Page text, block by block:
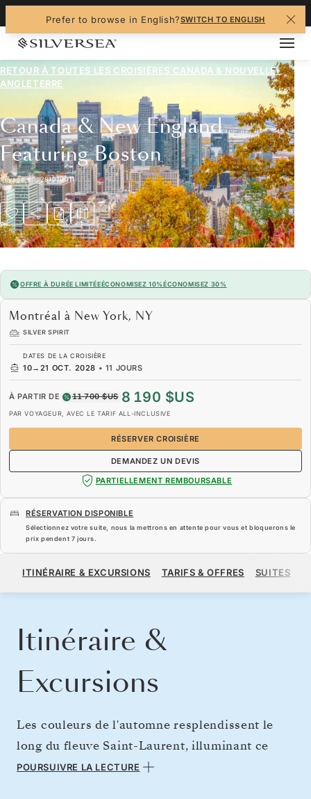
Prefer to browse in English?SWITCH TO ENGLISH
RETOUR À TOUTES LES CROISIÈRES CANADA & NOUVELLE-
ANGLETERRE
Canada & New England
Featuring Boston
Voyage#SL281010011
OFFRE À DURÉE LIMITÉEÉCONOMISEZ 10%ÉCONOMISEZ 30%
Montréal à New York, NY
SILVER SPIRIT
DATES DE LA CROISIÈRE
10→ 21 OCT. 2028 • 11 JOURS
À PARTIR DE 11 700 $US 8 190 $US
PAR VOYAGEUR, AVEC LE TARIF ALL-INCLUSIVE
RÉSERVER CROISIÈRE
DEMANDEZ UN DEVIS
PARTIELLEMENT REMBOURSABLE
RÉSERVATION DISPONIBLE
Sélectionnez votre suite, nous la mettrons en attente pour vous et bloquerons le
prix pendent 7 jours.
À PARTIR DE 8 190 $US
ITINÉRAIRE & EXCURSIONS TARIFS & OFFRES SUITES
Itinéraire &
Excursions
Les couleurs de l'automne resplendissent le
long du fleuve Saint-Laurent, illuminant ce
parcours pittoresque de Montréal à New York.
POURSUIVRE LA LECTURE